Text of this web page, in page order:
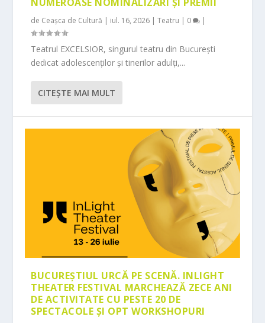
de Ceașca de Cultură | iul. 16, 2026 |Teatru | 0 |
Teatrul EXCELSIOR, singurul teatru din București
dedicat adolescenților și tinerilor adulți,...
CITEŞTE MAI MULT
BUCUREȘTIUL URCĂ PE SCENĂ. INLIGHT
THEATER FESTIVAL MARCHEAZĂ ZECE ANI
DE ACTIVITATE CU PESTE 20 DE
SPECTACOLE ȘI OPT WORKSHOPURI